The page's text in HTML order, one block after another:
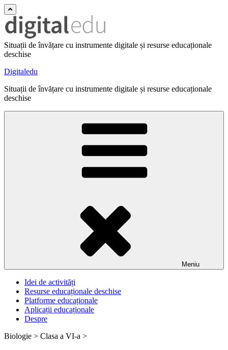
Situații de învățare cu instrumente digitale și resurse educaționale
deschise
Digitaledu
Situații de învățare cu instrumente digitale și resurse educaționale
deschise
Meniu
Idei de activități
Resurse educaționale deschise
Platforme educaționale
Aplicații educaționale
Despre
Biologie > Clasa a VI-a >